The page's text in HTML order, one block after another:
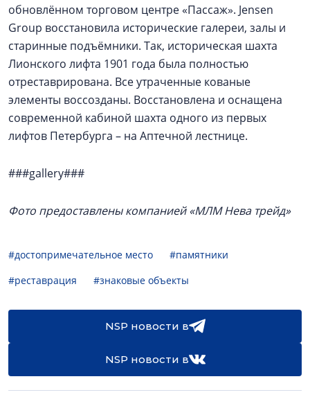
обновлённом торговом центре «Пассаж». Jensen
Group восстановила исторические галереи, залы и
старинные подъёмники. Так, историческая шахта
Лионского лифта 1901 года была полностью
отреставрирована. Все утраченные кованые
элементы воссозданы. Восстановлена и оснащена
современной кабиной шахта одного из первых
лифтов Петербурга – на Аптечной лестнице.
###gallery###
Фото предоставлены компанией «МЛМ Нева трейд»
#достопримечательное место
#памятники
#реставрация
#знаковые объекты
NSP новости в
NSP новости в